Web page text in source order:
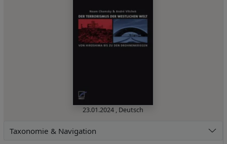
23.01.2024 , Deutsch
Taxonomie & Navigation